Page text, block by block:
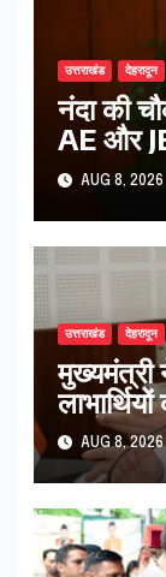
उत्तराखंड देहरादून
नंदा की
AE और
पर सख्त
AUG 8, 2026
उत्तराखंड देहरादून
की पेंशन
AUG 8, 2026